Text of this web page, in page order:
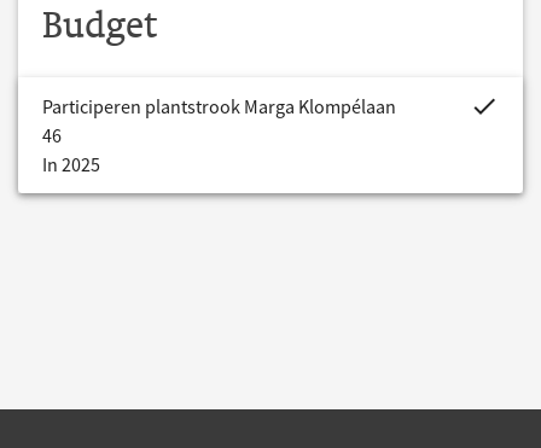
Budget
Participeren plantstrook Marga Klompélaan
46
In 2025